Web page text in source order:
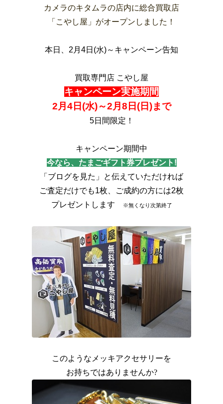
カメラのキタムラの店内に総合買取店
「こやし屋」がオープンしました！
本日、2月4日(水)～キャンペーン告知
買取専門店 こやし屋
キャンペーン実施期間
2月4日(水)～2月8日(日)まで
5日間限定！
キャンペーン期間中
今なら、たまごギフト券プレゼント!
「ブログを見た」と伝えていただければ
ご査定だけでも1枚、ご成約の方には2枚
プレゼントします
※無くなり次第終了
このようなメッキアクセサリーを
お持ちではありませんか?